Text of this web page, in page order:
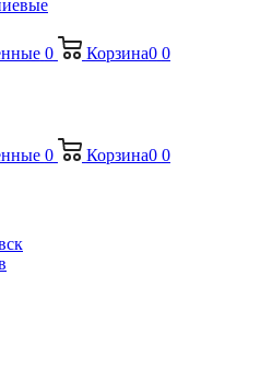
0 Корзина0 0
0 Корзина0 0